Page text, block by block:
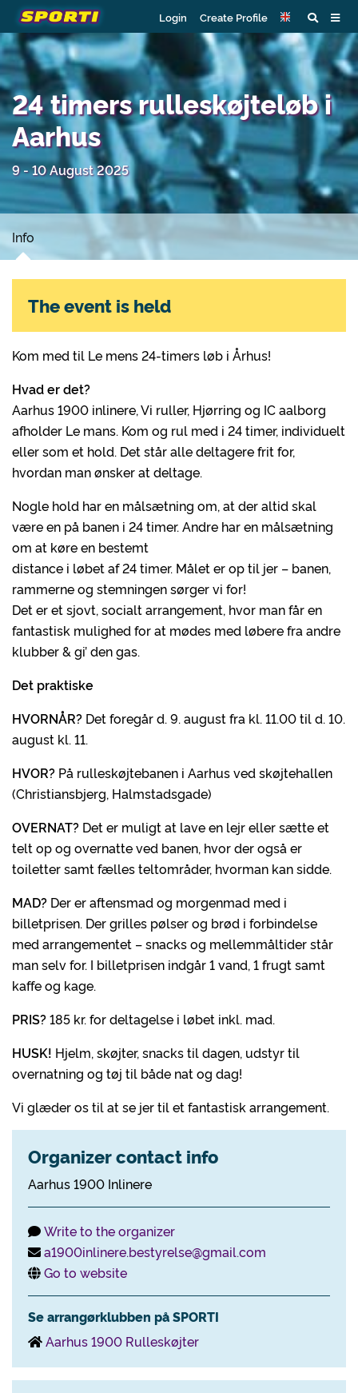
Login Create Profile
24 timers rulleskøjteløb i
Aarhus
9 - 10 August 2025
Info
Kom med til Le mens 24-timers løb i Århus!
Hvad er det?
Aarhus 1900 inlinere, Vi ruller, Hjørring og IC aalborg
afholder Le mans. Kom og rul med i 24 timer, individuelt
eller som et hold. Det står alle deltagere frit for,
hvordan man ønsker at deltage.
Nogle hold har en målsætning om, at der altid skal
være en på banen i 24 timer. Andre har en målsætning
om at køre en bestemt
distance i løbet af 24 timer. Målet er op til jer – banen,
rammerne og stemningen sørger vi for!
Det er et sjovt, socialt arrangement, hvor man får en
fantastisk mulighed for at mødes med løbere fra andre
klubber & gi’ den gas.
Det praktiske
HVORNÅR? Det foregår d. 9. august fra kl. 11.00 til d. 10.
august kl. 11.
HVOR? På rulleskøjtebanen i Aarhus ved skøjtehallen
(Christiansbjerg, Halmstadsgade)
OVERNAT? Det er muligt at lave en lejr eller sætte et
telt op og overnatte ved banen, hvor der også er
toiletter samt fælles teltområder, hvorman kan sidde.
MAD? Der er aftensmad og morgenmad med i
billetprisen. Der grilles pølser og brød i forbindelse
med arrangementet – snacks og mellemmåltider står
man selv for. I billetprisen indgår 1 vand, 1 frugt samt
kaffe og kage.
PRIS?185 kr. for deltagelse i løbet inkl. mad.
HUSK! Hjelm, skøjter, snacks til dagen, udstyr til
overnatning og tøj til både nat og dag!
Vi glæder os til at se jer til et fantastisk arrangement.
Organizer contact info
Aarhus 1900 Inlinere
Write to the organizer
a1900inlinere.bestyrelse@gmail.com
Go to website
Se arrangørklubben på SPORTI
Aarhus 1900 Rulleskøjter
The event is held